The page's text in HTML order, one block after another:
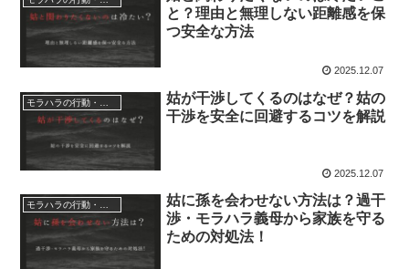
と？理由と無理しない距離感を保
つ安全な方法
2025.12.07
姑が干渉してくるのはなぜ？姑の
干渉を安全に回避するコツを解説
2025.12.07
モラハラの行動・対処法
姑に孫を会わせない方法は？過干
渉・モラハラ義母から家族を守る
ための対処法！